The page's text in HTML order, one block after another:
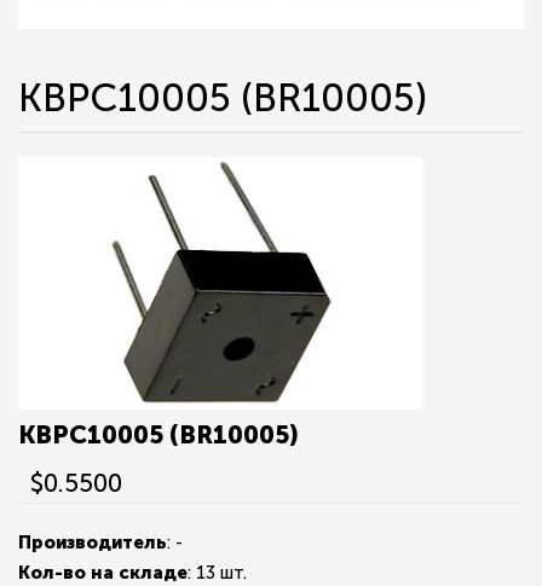
KBPC10005 (BR10005)
KBPC10005 (BR10005)
$0.5500
Производитель: -
Кол-во на складе: 13 шт.